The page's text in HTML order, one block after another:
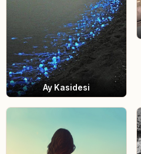
Ay Kasidesi